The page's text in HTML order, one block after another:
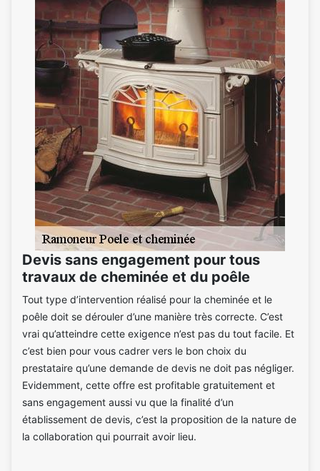
Devis sans engagement pour tous
travaux de cheminée et du poêle
Tout type d’intervention réalisé pour la cheminée et le
poêle doit se dérouler d’une manière très correcte. C’est
vrai qu’atteindre cette exigence n’est pas du tout facile. Et
c’est bien pour vous cadrer vers le bon choix du
prestataire qu’une demande de devis ne doit pas négliger.
Evidemment, cette offre est profitable gratuitement et
sans engagement aussi vu que la finalité d’un
établissement de devis, c’est la proposition de la nature de
la collaboration qui pourrait avoir lieu.